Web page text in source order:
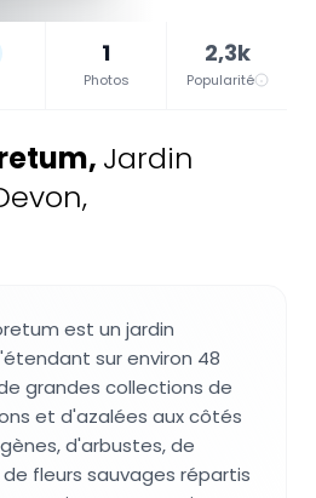
1
Photos
2,3k
Popularité
, Jardin
est un jardin
sur environ 48
grandes collections de
et d'azalées aux côtés
d'arbustes, de
fleurs sauvages répartis